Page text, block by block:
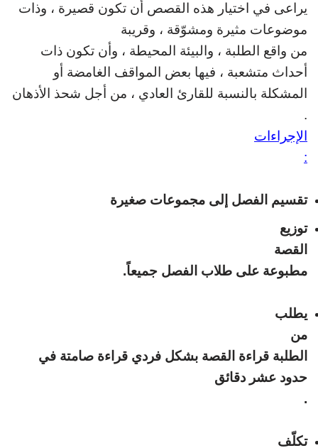
يراعى في اختيار هذه القصص أن تكون قصيرة ، وذات
موضوعات مثيرة ومشوّقة ، وقريبة
من واقع الطلبة ، والبيئة المحيطة ، وأن تكون ذات
أحداث متشعبة ، فيها بعض المواقف الغامضة أو
المشكلة بالنسبة للقارئ العادي ، من أجل شحذ الأذهان
.
الإجراءات
:
تقسيم الفصل إلى مجموعات صغيرة
توزيع
القصة
مطبوعة على طلاب الفصل جميعاً.
يطلب
من
الطلبة قراءة القصة بشكل فردي قراءة صامتة في
حدود عشر دقائق
.
تكلّف